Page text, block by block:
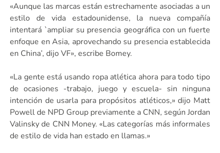
«Aunque las marcas están estrechamente asociadas a un
estilo de vida estadounidense, la nueva compañía
intentará `ampliar su presencia geográfica con un fuerte
enfoque en Asia, aprovechando su presencia establecida
en China’, dijo VF», escribe Bomey.
«La gente está usando ropa atlética ahora para todo tipo
de ocasiones -trabajo, juego y escuela- sin ninguna
intención de usarla para propósitos atléticos,» dijo Matt
Powell de NPD Group previamente a CNN, según Jordan
Valinsky de CNN Money. «Las categorías más informales
de estilo de vida han estado en llamas.»